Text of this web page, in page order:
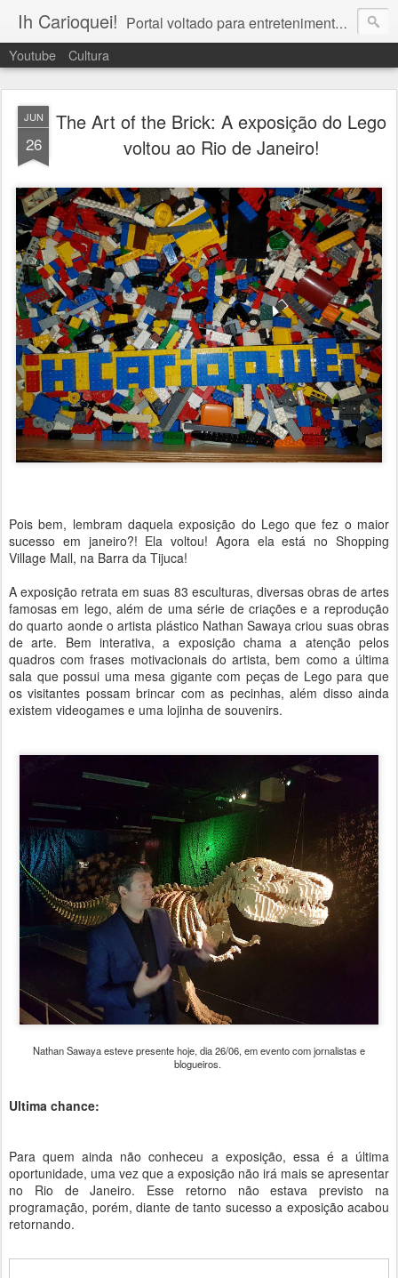
Ih Carioquei! Portal voltado para entretenimento, lazer, cultura e arte no Rio de Janeiro!
Youtube Cultura
JUN
26
The Art of the Brick: A exposição do Lego
voltou ao Rio de Janeiro!
Pois bem, lembram daquela exposição do Lego que fez o maior
sucesso em janeiro?! Ela voltou! Agora ela está no Shopping
Village Mall, na Barra da Tijuca!
A exposição retrata em suas 83 esculturas, diversas obras de artes
famosas em lego, além de uma série de criações e a reprodução
do quarto aonde o artista plástico Nathan Sawaya criou suas obras
de arte. Bem interativa, a exposição chama a atenção pelos
quadros com frases motivacionais do artista, bem como a última
sala que possui uma mesa gigante com peças de Lego para que
os visitantes possam brincar com as pecinhas, além disso ainda
existem videogames e uma lojinha de souvenirs.
Nathan Sawaya esteve presente hoje, dia 26/06, em evento com jornalistas e
blogueiros.
Ultima chance:
Para quem ainda não conheceu a exposição, essa é a última
oportunidade, uma vez que a exposição não irá mais se apresentar
no Rio de Janeiro. Esse retorno não estava previsto na
programação, porém, diante de tanto sucesso a exposição acabou
retornando.